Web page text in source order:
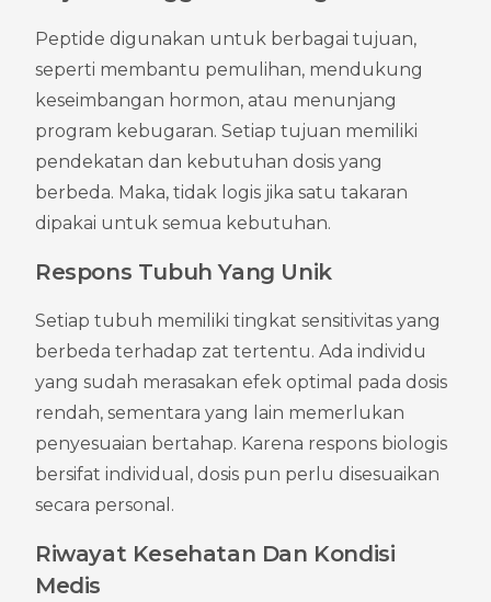
Peptide digunakan untuk berbagai tujuan,
seperti membantu pemulihan, mendukung
keseimbangan hormon, atau menunjang
program kebugaran. Setiap tujuan memiliki
pendekatan dan kebutuhan dosis yang
berbeda. Maka, tidak logis jika satu takaran
dipakai untuk semua kebutuhan.
Respons Tubuh Yang Unik
Setiap tubuh memiliki tingkat sensitivitas yang
berbeda terhadap zat tertentu. Ada individu
yang sudah merasakan efek optimal pada dosis
rendah, sementara yang lain memerlukan
penyesuaian bertahap. Karena respons biologis
bersifat individual, dosis pun perlu disesuaikan
secara personal.
Riwayat Kesehatan Dan Kondisi
Medis